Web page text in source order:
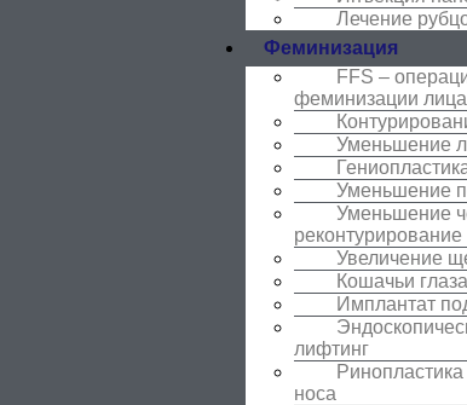
Лечение
Феминизация
FFS –
феминизации лица
Уменьшение
Уменьшение
Уменьшение
реконтурирование
Увеличение
Кошачьи глаза
Имплантат
лифтинг
Ринопластика
носа